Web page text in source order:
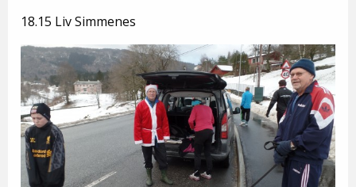
18.15 Liv Simmenes